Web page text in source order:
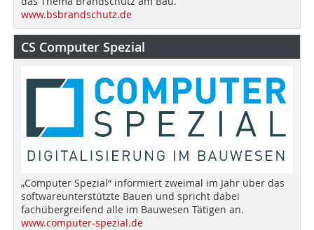
www.bsbrandschutz.de
CS Computer Spezial
„Computer Spezial“ informiert zweimal im Jahr über das
softwareunterstützte Bauen und spricht dabei
fachübergreifend alle im Bauwesen Tätigen an.
www.computer-spezial.de